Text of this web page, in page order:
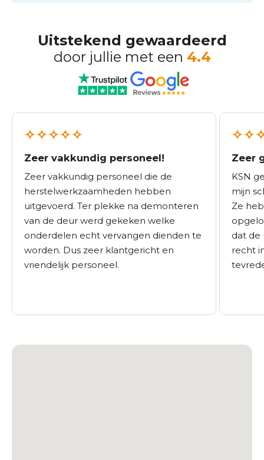
Uitstekend gewaardeerd
door jullie met een 4.4
Zeer vakkundig personeel!
Zeer vakkundig personeel die de
herstelwerkzaamheden hebben
uitgevoerd. Ter plekke na demonteren
van de deur werd gekeken welke
onderdelen echt vervangen dienden te
worden. Dus zeer klantgericht en
vriendelijk personeel.
Zeer
KSN
mijn
Ze
dat de
recht